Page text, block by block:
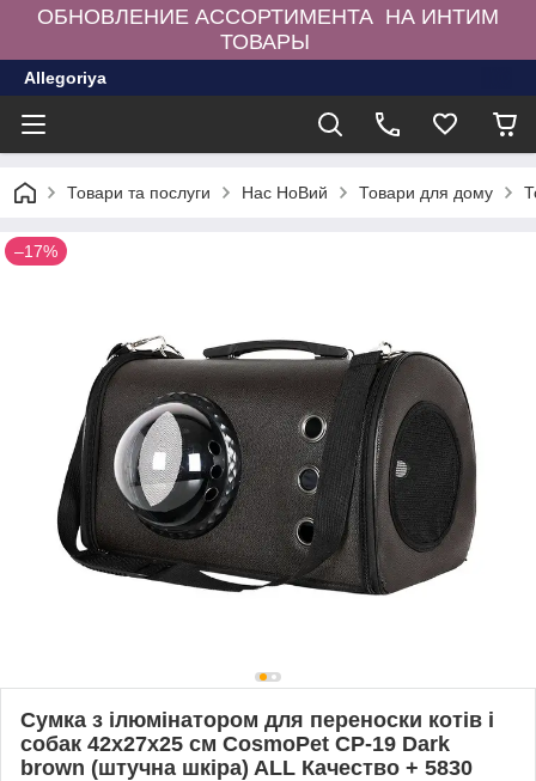
ОБНОВЛЕНИЕ АССОРТИМЕНТА НА ИНТИМ
ТОВАРЫ
Allegoriya
Товари та послуги Нас НоВий Товари для дому
–17%
Сумка з ілюмінатором для переноски котів і
собак 42x27x25 см CosmoPet CP-19 Dark
brown (штучна шкіра) ALL Качество + 5830